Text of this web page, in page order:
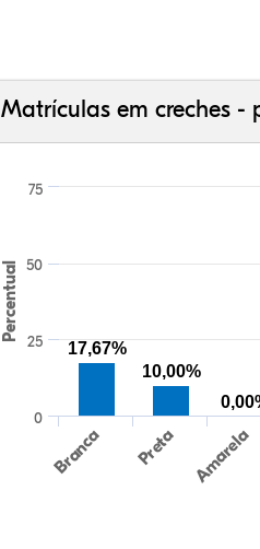
Matrículas em creches -
Percentual
Branca Preta Amarela
0
25
50
75
17,67%
10,00%